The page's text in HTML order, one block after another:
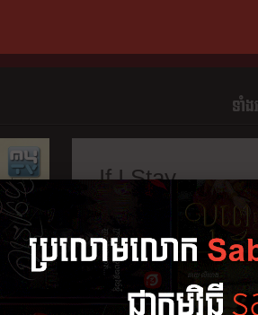
ទាំ
If I Stay
សាធ វាសនា
8 ភាគ (ចប់)
អានរឿង